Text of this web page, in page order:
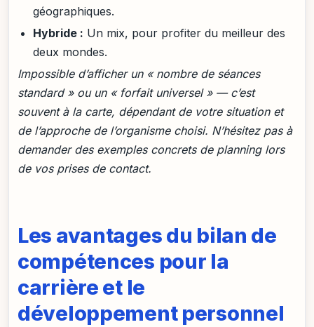
géographiques.
Hybride : Un mix, pour profiter du meilleur des
deux mondes.
Impossible d’afficher un « nombre de séances
standard » ou un « forfait universel » — c’est
souvent à la carte, dépendant de votre situation et
de l’approche de l’organisme choisi. N’hésitez pas à
demander des exemples concrets de planning lors
de vos prises de contact.
Les avantages du bilan de
compétences pour la
carrière et le
développement personnel